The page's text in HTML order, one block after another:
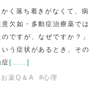
く落ち着きがなくて、病
欠如・多動症治療薬では
ですが、なぜですか？」
いう症状があるとき、その
[……]
薬Q＆A #心理